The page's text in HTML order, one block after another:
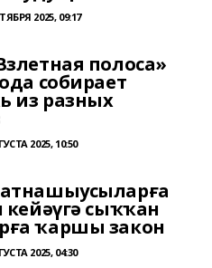
2025, 09:17
полоса»
собирает
из разных
2025, 10:50
кейәүгә сыҡҡан
ҡаршы закон
2025, 04:30